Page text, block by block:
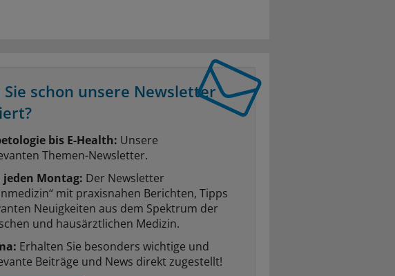
Sie schon unsere Newsletter
bis E-Health: Unsere
Themen-Newsletter.
jeden Montag: Der Newsletter
mit praxisnahen Berichten, Tipps
Neuigkeiten aus dem Spektrum der
und hausärztlichen Medizin.
Erhalten Sie besonders wichtige und
Beiträge und News direkt zugestellt!